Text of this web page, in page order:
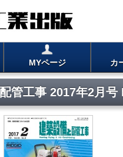
MYページ カ
管工事 2017年2月号